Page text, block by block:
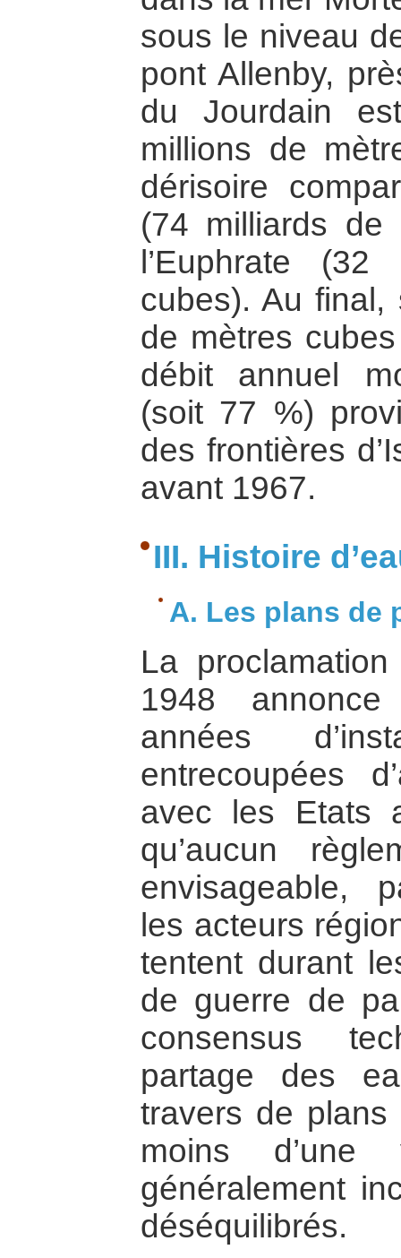
sous le niveau
pont Allenby,
du Jourdain
millions de
dérisoire
(74 milliards
l’Euphrate
cubes). Au
de mètres
débit annuel
(soit 77 %)
des frontières
avant 1967.
III. Histoire
A. Les plans de
La
1948
années
entrecoupées
avec les Etats
qu’aucun
envisageable,
les acteurs
tentent durant
de guerre de
consensus
partage des
travers de plans
moins d’une
généralement
déséquilibrés.